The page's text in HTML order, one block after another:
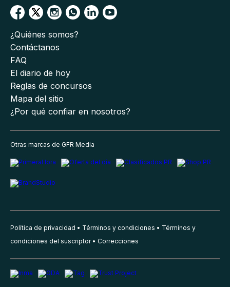
¿Quiénes somos?
Contáctanos
FAQ
El diario de hoy
Reglas de concursos
Mapa del sitio
¿Por qué confiar en nosotros?
Otras marcas de GFR Media
Política de privacidad Términos y condiciones
Términos y
condiciones del suscriptor
Correcciones